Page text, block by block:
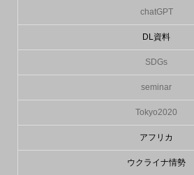
chatGPT
DL資料
SDGs
seminar
Tokyo2020
アフリカ
ウクライナ情勢